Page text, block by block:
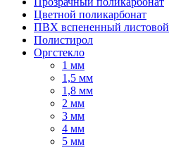
Цветной поликарбонат
ПВХ вспененный листовой
Полистирол
Оргстекло
1 мм
1,5 мм
1,8 мм
2 мм
3 мм
4 мм
5 мм